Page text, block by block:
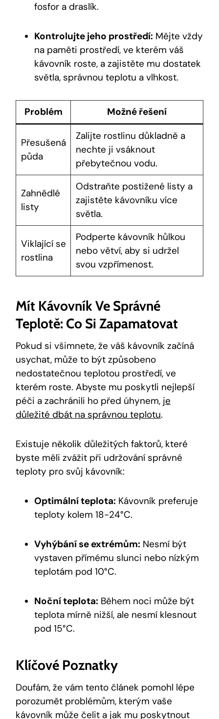
fosfor a draslík.
Kontrolujte jeho prostředí: Mějte vždy
na paměti prostředí, ve kterém váš
kávovník roste, a zajistěte mu dostatek
světla, správnou teplotu a vlhkost.
Problém Možné řešení
Přesušená
půda
Zalijte rostlinu důkladně a
nechte ji vsáknout
přebytečnou vodu.
Zahnědlé
listy
Odstraňte postižené listy a
zajistěte kávovníku více
světla.
Viklající se
rostlina
Podperte kávovník hůlkou
nebo větví, aby si udržel
svou vzpřímenost.
Mít Kávovník Ve Správné
Teplotě: Co Si Zapamatovat
Pokud si všimnete, že váš kávovník začíná
usychat, může to být způsobeno
nedostatečnou teplotou prostředí, ve
kterém roste. Abyste mu poskytli nejlepší
péči a zachránili ho před úhynem, je
důležité dbát na správnou teplotu.
Existuje několik důležitých faktorů, které
byste měli zvážit při udržování správné
teploty pro svůj kávovník:
Optimální teplota: Kávovník preferuje
teploty kolem 18-24°C.
Vyhýbání se extrémům: Nesmí být
vystaven přímému slunci nebo nízkým
teplotám pod 10°C.
Noční teplota: Během noci může být
teplota mírně nižší, ale nesmí klesnout
pod 15°C.
Klíčové Poznatky
Doufám, že vám tento článek pomohl lépe
porozumět problémům, kterým vaše
kávovník může čelit a jak mu poskytnout